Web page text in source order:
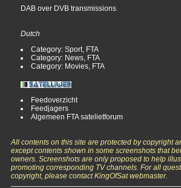
DAB over DVB transmissions
Dutch
Category: Sport, FTA
Category: News, FTA
Category: Movies, FTA
Feedoverzicht
Feedjagers
Algemeen FTA satelietforum
All contents on this site are protected by copyright
except contents shown in some screenshots that
owners. Screenshots are only proposed to help
promoting corresponding TV channels. For all
copyright, please contact KingOfSat webmaster.